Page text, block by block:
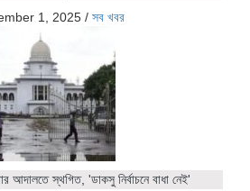
1, 2025 / সব খবর
আদালতে স্থগিত, 'ডাকসু নির্বাচনে বাধা নেই'